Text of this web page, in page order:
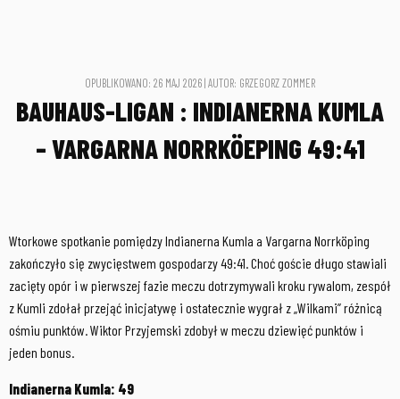
OPUBLIKOWANO: 26 MAJ 2026 | AUTOR: GRZEGORZ ZOMMER
BAUHAUS-LIGAN : INDIANERNA KUMLA
– VARGARNA NORRKÖEPING 49:41
Wtorkowe spotkanie pomiędzy Indianerna Kumla a Vargarna Norrköping
zakończyło się zwycięstwem gospodarzy 49:41. Choć goście długo stawiali
zacięty opór i w pierwszej fazie meczu dotrzymywali kroku rywalom, zespół
z Kumli zdołał przejąć inicjatywę i ostatecznie wygrał z „Wilkami” różnicą
ośmiu punktów. Wiktor Przyjemski zdobył w meczu dziewięć punktów i
jeden bonus.
Indianerna Kumla: 49